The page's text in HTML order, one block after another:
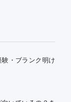
・ブランク明け